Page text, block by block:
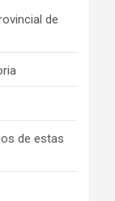
de
de estas